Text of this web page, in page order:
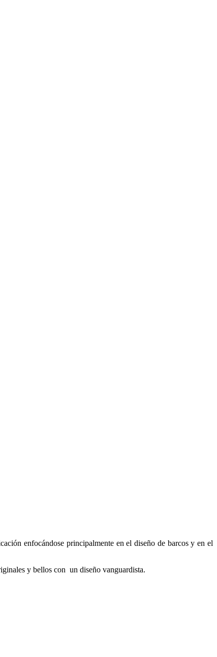
enfocándose principalmente en el diseño de barcos y en el
y bellos con un diseño vanguardista.